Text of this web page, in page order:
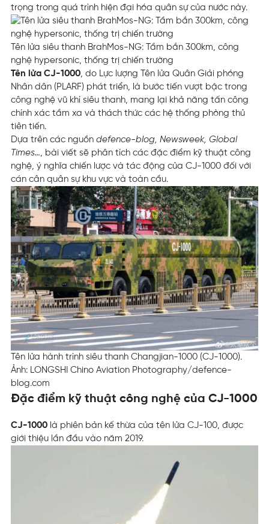
trọng trong quá trình hiện đại hóa quân sự của nước này.
Tên lửa siêu thanh BrahMos-NG: Tầm bắn 300km, công
nghệ hypersonic, thống trị chiến trường
Tên lửa CJ-1000, do Lực lượng Tên lửa Quân Giải phóng
Nhân dân (PLARF) phát triển, là bước tiến vượt bậc trong
công nghệ vũ khí siêu thanh, mang lại khả năng tấn công
chính xác tầm xa và thách thức các hệ thống phòng thủ
tiên tiến.
Dựa trên các nguồn defence-blog, Newsweek, Global
Times…, bài viết sẽ phân tích các đặc điểm kỹ thuật công
nghệ, ý nghĩa chiến lược và tác động của CJ-1000 đối với
cán cân quân sự khu vực và toàn cầu.
Tên lửa hành trình siêu thanh Changjian-1000 (CJ-1000).
Ảnh: LONGSHI Chino Aviation Photography/defence-
blog.com
Đặc điểm kỹ thuật công nghệ của CJ-1000
CJ-1000 là phiên bản kế thừa của tên lửa CJ-100, được
giới thiệu lần đầu vào năm 2019.